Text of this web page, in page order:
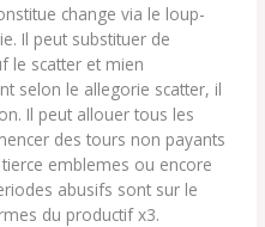
change via le loup-
Il peut substituer de
le scatter et mien
selon le allegorie scatter, il
Il peut allouer tous les
des tours non payants
emblemes ou encore
abusifs sont sur le
du productif x3.